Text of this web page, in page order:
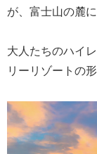
が、富士山の麓
大人たちのハイ
リーリゾートの